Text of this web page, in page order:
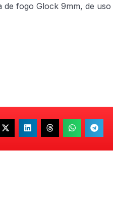
fogo Glock 9mm, de uso